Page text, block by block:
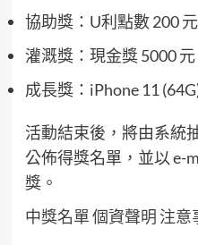
協助獎：U利點數 200
灌溉獎：現金獎 5000
成長獎：iPhone 11
活動結束後，將由系統
公佈得獎名單，並以 e-
獎。
中獎名單個資聲明 注意